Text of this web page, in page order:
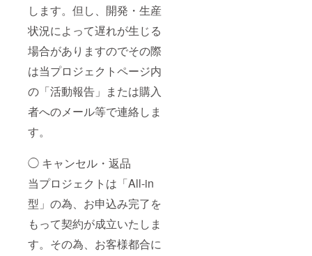
します。但し、開発・生産
状況によって遅れが生じる
場合がありますのでその際
は当プロジェクトページ内
の「活動報告」または購入
者へのメール等で連絡しま
す。
◯ キャンセル・返品
当プロジェクトは「All-in
型」の為、お申込み完了を
もって契約が成立いたしま
す。その為、お客様都合に